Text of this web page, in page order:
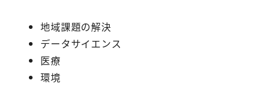
地域課題の解決
データサイエンス
医療
環境